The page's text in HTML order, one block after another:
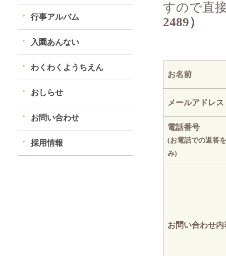
行事アルバム
入園あんない
わくわくようちえん
おしらせ
お問い合わせ
採用情報
すので直
2489）
お名前
メールアドレス
電話番号
(お電話での返答
み)
お問い合わせ内